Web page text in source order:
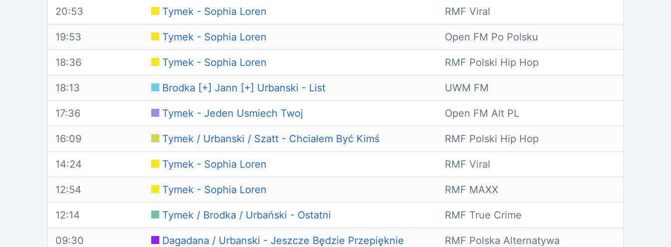
20:53 Tymek - Sophia Loren RMF Viral
19:53 Tymek - Sophia Loren Open FM Po Polsku
18:36 Tymek - Sophia Loren RMF Polski Hip Hop
18:13 Brodka [+] Jann [+] Urbanski - List UWM FM
17:36 Tymek - Jeden Usmiech Twoj Open FM Alt PL
16:09 Tymek / Urbanski / Szatt - Chciałem Być Kimś RMF Polski Hip Hop
14:24 Tymek - Sophia Loren RMF Viral
12:54 Tymek - Sophia Loren RMF MAXX
12:14 Tymek / Brodka / Urbański - Ostatni RMF True Crime
09:30 Dagadana / Urbanski - Jeszcze Będzie Przepięknie RMF Polska Alternatywa